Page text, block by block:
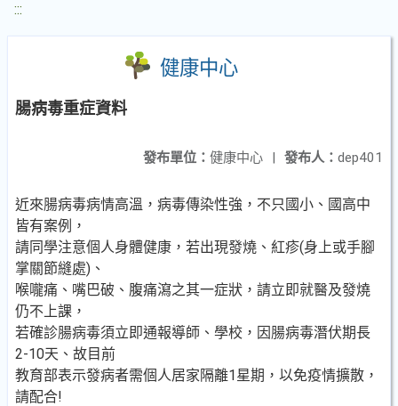
:::
健康中心
腸病毒重症資料
發布人： dep401
發布單位： 健康中心 |
近來腸病毒病情高溫，病毒傳染性強，不只國小、國高中
皆有案例，
請同學注意個人身體健康，若出現發燒、紅疹(身上或手腳
掌關節縫處)、
喉嚨痛、嘴巴破、腹痛瀉之其一症狀，請立即就醫及發燒
仍不上課，
若確診腸病毒須立即通報導師、學校，因腸病毒潛伏期長
2-10天、故目前
教育部表示發病者需個人居家隔離1星期，以免疫情擴散，
請配合!